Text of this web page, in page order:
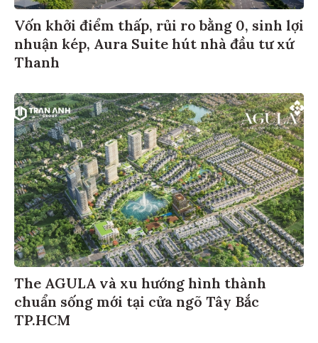
Vốn khởi điểm thấp, rủi ro bằng 0, sinh lợi
nhuận kép, Aura Suite hút nhà đầu tư xứ
Thanh
The AGULA và xu hướng hình thành
chuẩn sống mới tại cửa ngõ Tây Bắc
TP.HCM